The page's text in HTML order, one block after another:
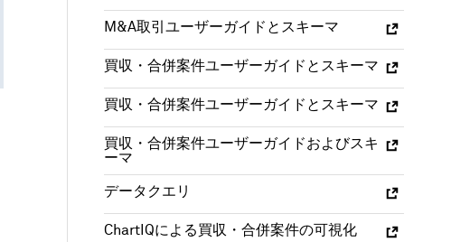
M&A取引ユーザーガイドとスキーマ
買収・合併案件ユーザーガイドとスキーマ
買収・合併案件ユーザーガイドとスキーマ
買収・合併案件ユーザーガイドおよびスキ
ーマ
データクエリ
ChartIQによる買収・合併案件の可視化